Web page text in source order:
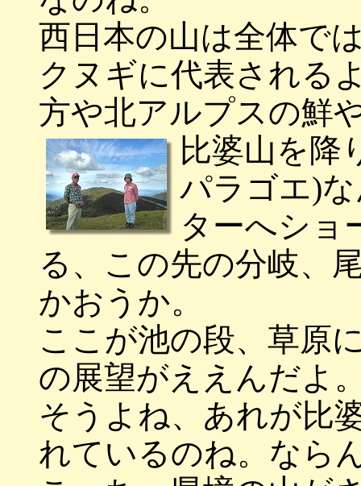
西日本の山は全体で
クヌギに代表される
方や北アルプスの鮮
比婆山を降
パラゴエ)
ターへショ
る、この先の分岐、
かおうか。
ここが池の段、草原
の展望がええんだよ
そうよね、あれが比
れているのね。なら